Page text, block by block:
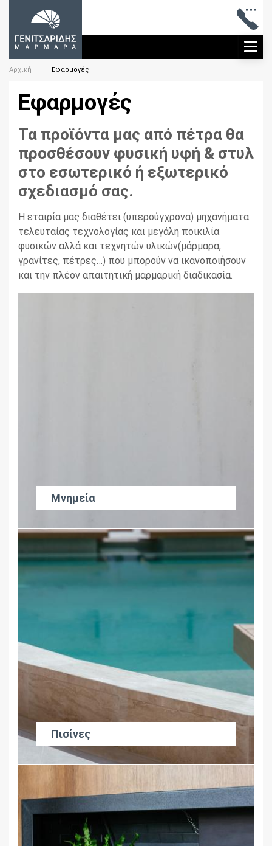
Αρχική Εφαρμογές
Εφαρμογές
Τα προϊόντα μας από πέτρα θα
προσθέσουν φυσική υφή & στυλ
στο εσωτερικό ή εξωτερικό
σχεδιασμό σας.
Η εταιρία μας διαθέτει (υπερσύγχρονα) μηχανήματα
τελευταίας τεχνολογίας και μεγάλη ποικιλία
φυσικών αλλά και τεχνητών υλικών(μάρμαρα,
γρανίτες, πέτρες…) που μπορούν να ικανοποιήσουν
και την πλέον απαιτητική μαρμαρική διαδικασία.
Μνημεία
Πισίνες